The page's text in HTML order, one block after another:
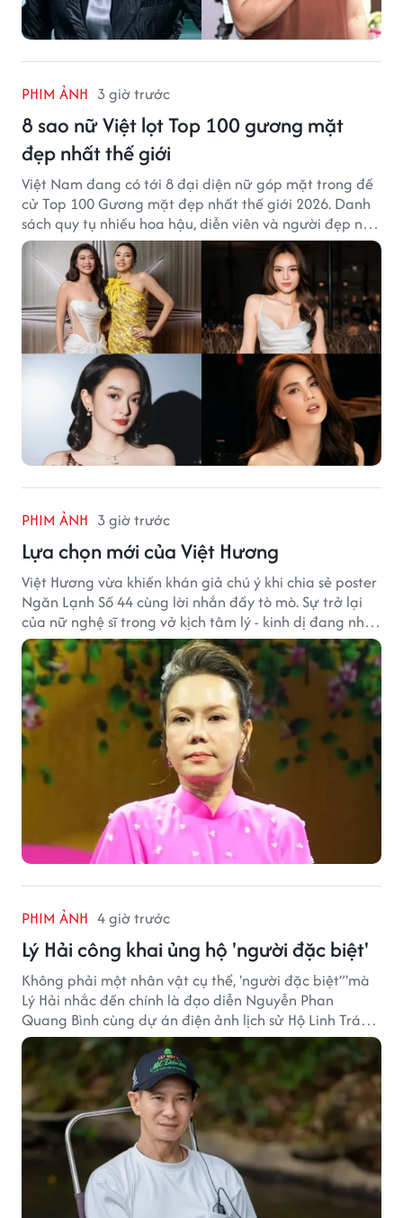
PHIM ẢNH 3 giờ trước
8 sao nữ Việt lọt Top 100 gương mặt
đẹp nhất thế giới
Việt Nam đang có tới 8 đại diện nữ góp mặt trong đề
cử Top 100 Gương mặt đẹp nhất thế giới 2026. Danh
sách quy tụ nhiều hoa hậu, diễn viên và người đẹp nổi
tiếng của showbiz Việt.
PHIM ẢNH 3 giờ trước
Lựa chọn mới của Việt Hương
Việt Hương vừa khiến khán giả chú ý khi chia sẻ poster
Ngăn Lạnh Số 44 cùng lời nhắn đầy tò mò. Sự trở lại
của nữ nghệ sĩ trong vở kịch tâm lý - kinh dị đang nhận
được nhiều quan tâm từ công chúng.
PHIM ẢNH 4 giờ trước
Lý Hải công khai ủng hộ 'người đặc biệt'
Không phải một nhân vật cụ thể, 'người đặc biệt”'mà
Lý Hải nhắc đến chính là đạo diễn Nguyễn Phan
Quang Bình cùng dự án điện ảnh lịch sử Hộ Linh Tráng
Sĩ: Bí Ẩn Mộ Vua Đinh.